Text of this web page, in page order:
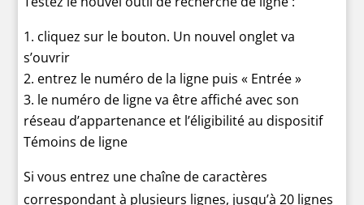
cliquez sur le bouton. Un nouvel onglet va
s’ouvrir
entrez le numéro de la ligne puis « Entrée »
le numéro de ligne va être affiché avec son
réseau d’appartenance et l’éligibilité au dispositif
Témoins de ligne
Si vous entrez une chaîne de caractères
correspondant à plusieurs lignes, jusqu’à 20 lignes